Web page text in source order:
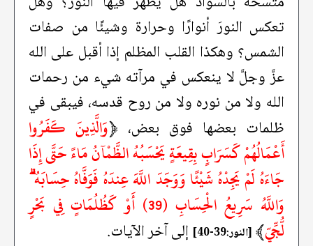
تعكس النورَ أنوارًا وحرارة وشيئًا من صفات
الشمس؟ وهكذا القلب المظلم إذا أقبل على الله
عزَّ وجلَّ لا ينعكس في مرآته شيء من رحمات
الله ولا من نوره ولا من روح قدسه، فيبقى في
ظلمات بعضها فوق بعض، ﴿وَالَّذِينَ كَفَرُوا
أَعْمَالُهُمْ كَسَرَابٍ بِقِيعَةٍ يَحْسَبُهُ الظَّمْآنُ مَاءً حَتَّى إِذَا
جَاءَهُ لَمْ يَجِدْهُ شَيْئًا وَوَجَدَ اللَّهَ عِندَهُ فَوَفَّاهُ حِسَابَهُ ۗ
وَاللَّهُ سَرِيعُ الْحِسَابِ (39) أَوْ كَظُلُمَاتٍ فِي بَحْرٍ
لُّجِّيّ﴾ [النور:39-40] إلى آخر الآيات.